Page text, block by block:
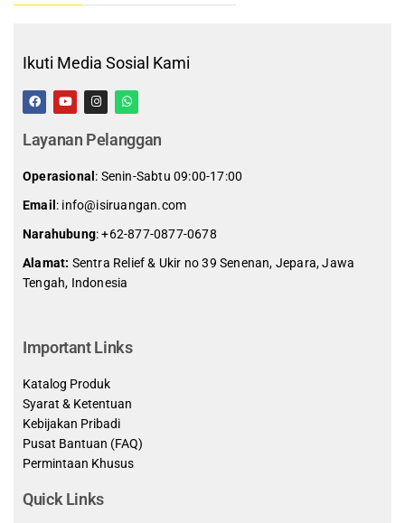
Ikuti Media Sosial Kami
Layanan Pelanggan
Operasional : Senin-Sabtu 09:00-17:00
Email : info@isiruangan.com
Narahubung:+62-877-0877-0678
Alamat: Sentra Relief & Ukir no 39 Senenan, Jepara, Jawa
Tengah, Indonesia
Important Links
Katalog Produk
Syarat & Ketentuan
Kebijakan Pribadi
Pusat Bantuan (FAQ)
Permintaan Khusus
Quick Links